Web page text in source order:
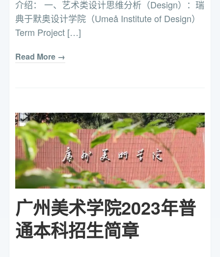
介绍： 一、艺术类设计思维分析（Design）：瑞
典于默奥设计学院（Umeå Institute of Design）
Term Project […]
Read More →
广州美术学院2023年普
通本科招生简章